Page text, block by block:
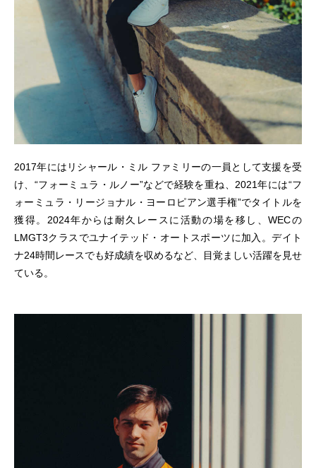
2017年にはリシャール・ミル ファミリーの一員として支援を受
け、“フォーミュラ・ルノー”などで経験を重ね、2021年には“フ
ォーミュラ・リージョナル・ヨーロピアン選手権”でタイトルを
獲得。2024年からは耐久レースに活動の場を移し、WECの
LMGT3クラスでユナイテッド・オートスポーツに加入。デイト
ナ24時間レースでも好成績を収めるなど、目覚ましい活躍を見せ
ている。